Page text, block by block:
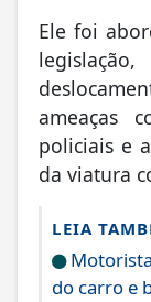
Ele foi
ameaças
policiais e
da viatura
LEIA
do carro e